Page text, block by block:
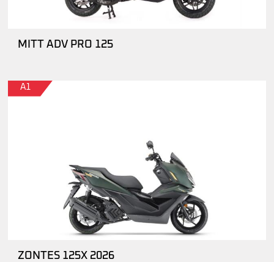
MITT ADV PRO 125
A1
ZONTES 125X 2026